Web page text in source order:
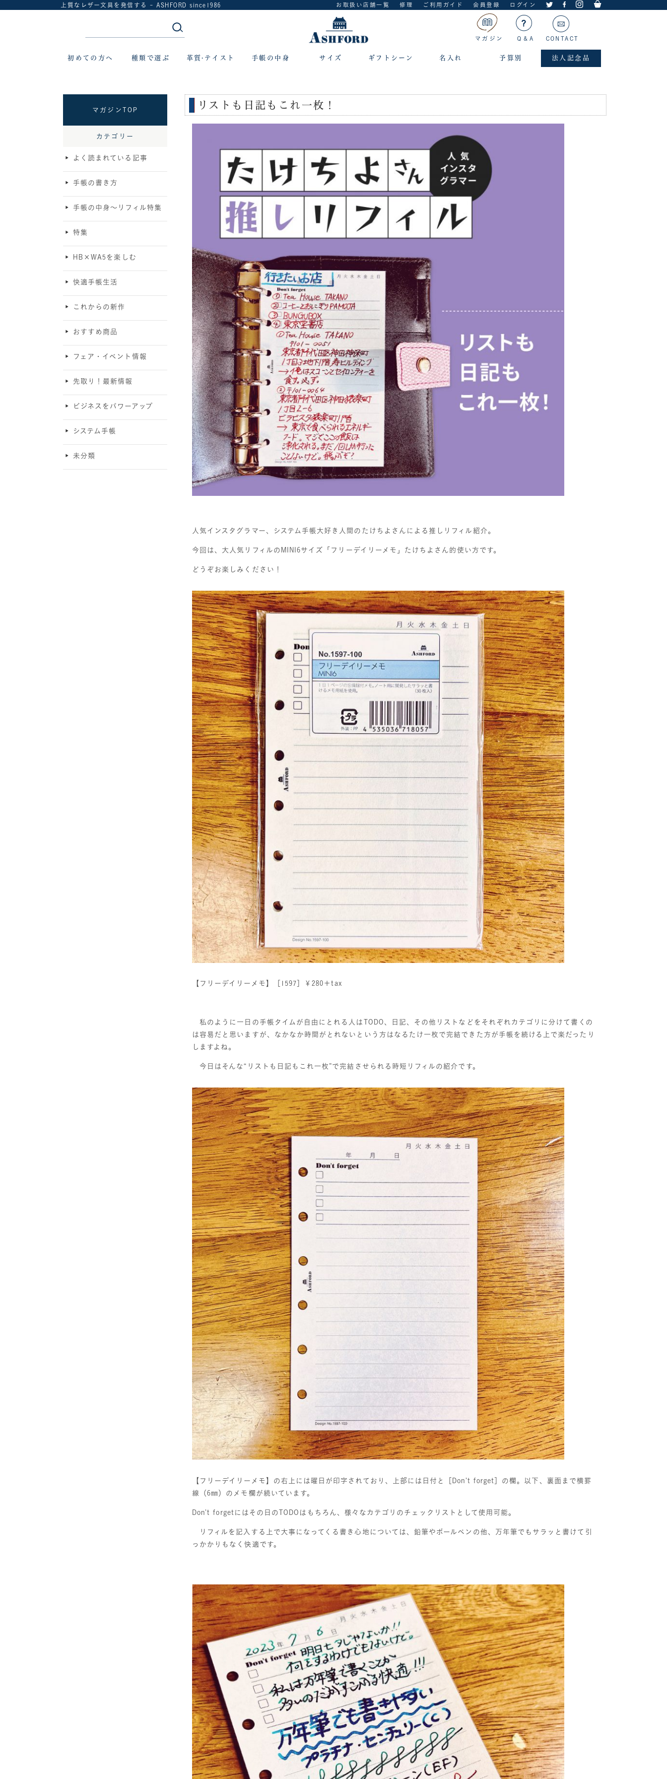
上質なレザー文具を発信する - ASHFORD since1986 お取扱い店舗一覧 修理 ご利用ガイド 会員登録 ログイン
マガジン Q＆A CONTACT
初めての方へ 種類で選ぶ 革質·テイスト 手帳の中身 サイズ ギフトシーン 名入れ 予算別 法人記念品
リストも日記もこれ一枚！
人気インスタグラマー、システム手帳大好き人間のたけちよさんによる推しリフィル紹介。
今回は、大人気リフィルの MINI6サイズ「フリーデイリーメモ」たけちよさん的使い方です。
どうぞお楽しみください！
【フリーデイリーメモ】［1597］￥280＋tax
私のように一日の手帳タイムが自由にとれる人はTODO、日記、その他リストなどをそれぞれカテゴリに分けて書くの
は容易だと思いますが、なかなか時間がとれないという方はなるたけ一枚で完結できた方が手帳を続ける上で楽だったり
しますよね。
今日はそんな“リストも日記もこれ一枚”で完結させられる時短リフィルの紹介です。
【フリーデイリーメモ】の右上には曜日が印字されており、上部には日付と［Don’t forget］の欄。以下、裏面まで横罫
線（6㎜）のメモ欄が続いています。
Don’t forgetにはその日のTODOはもちろん、様々なカテゴリのチェックリストとして使用可能。
リフィルを記入する上で大事になってくる書き心地については、鉛筆やボールペンの他、万年筆でもサラッと書けて引
っかかりもなく快適です。
マガジンTOP
カテゴリー
よく読まれている記事
手帳の書き方
手帳の中身〜リフィル特集
特集
HB×WA5を楽しむ
快適手帳生活
これからの新作
おすすめ商品
フェア・イベント情報
先取り！最新情報
ビジネスをパワーアップ
システム手帳
未分類